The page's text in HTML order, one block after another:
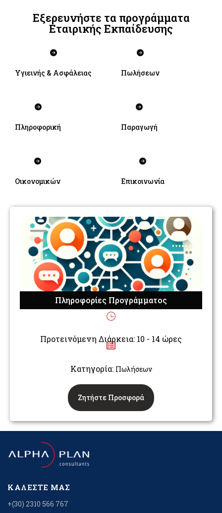
Εξερευνήστε τα προγράμματα
Εταιρικής Εκπαίδευσης
Υγιεινής & Ασφάλειας Πωλήσεων
Πληροφορική Παραγωγή
Οικονομικών Επικοινωνία
Πληροφορίες Προγράμματος
Προτεινόμενη Διάρκεια: 10 - 14 ώρες
Κατηγορία: Πωλήσεων
Ζητήστε Προσφορά
ΚΑΛΈΣΤΕ ΜΑΣ
+(30) 2310 566 767